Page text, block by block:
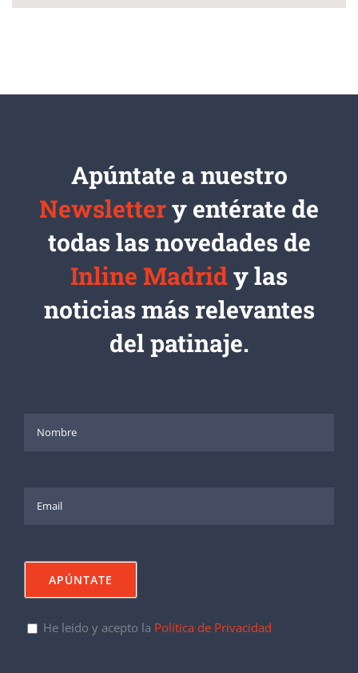
Apúntate a nuestro
Newslettery entérate de
todas las novedades de
Inline Madridy las
noticias más relevantes
del patinaje.
He leído y acepto la Política de Privacidad